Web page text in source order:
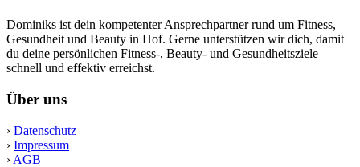
Dominiks ist dein kompetenter Ansprechpartner rund um Fitness,
Gesundheit und Beauty in Hof. Gerne unterstützen wir dich, damit
du deine persönlichen Fitness-, Beauty- und Gesundheitsziele
schnell und effektiv erreichst.
Über uns
› Datenschutz
› Impressum
› AGB